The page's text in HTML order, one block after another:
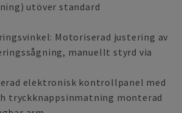
utöver standard
Motoriserad justering av
manuellt styrd via
elektronisk kontrollpanel med
tryckknappsinmatning monterad